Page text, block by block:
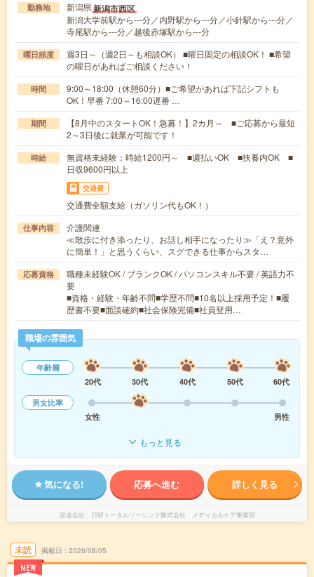
勤務地 新潟県新潟市西区
新潟大学前駅から---分／内野駅から---分／小針駅から---分／
寺尾駅から---分／越後赤塚駅から---分
曜日頻度
週3日～（週2日～も相談OK） ■曜日固定の相談OK！ ■希望
の曜日があればご相談ください！
時間
9:00～18:00（休憩60分）■ご希望があれば下記シフトも
OK！早番 7:00～16:00遅番 …
期間
【8月中のスタートOK！急募！】2カ月～ ■ご応募から最短
2～3日後に就業が可能です！
時給
無資格未経験：時給1200円～ ■週払いOK ■扶養内OK ■
日収9600円以上
交通費
交通費全額支給（ガソリン代もOK！）
仕事内容
介護関連
≪散歩に付き添ったり、お話し相手になったり≫「え？意外
に簡単！」と思うくらい、スグできる仕事からスタ…
応募資格
職種未経験OK / ブランクOK / パソコンスキル不要 / 英語力不
要
■資格・経験・年齢不問■学歴不問■10名以上採用予定！■履
歴書不要■面談確約■社会保険完備■社員登用…
職場の雰囲気
年齢層
20代
30代 40代 50代
60代
男女比率
女性
男性
もっと見る
気になる! 応募へ進む 詳しく見る
派遣会社 日研トータルソーシング株式会社 メディカルケア事業部
未読
NEW
掲載日 2026/08/05